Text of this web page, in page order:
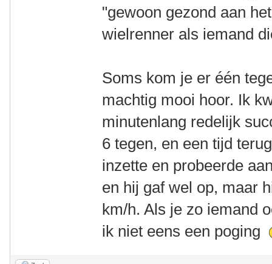
"gewoon gezond aan
wielrenner als iemand
Soms kom je er één
machtig mooi hoor. Ik
minutenlang redelijk
6 tegen, en een tijd
inzette en probeerde
en hij gaf wel op, maar
km/h. Als je zo iemand
ik niet eens een poging